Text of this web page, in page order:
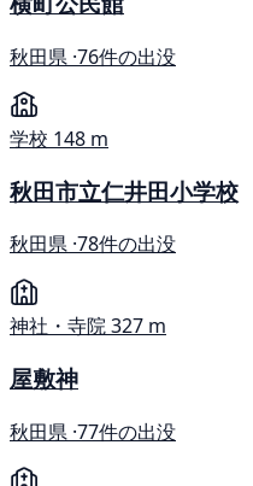
秋田県 ·76件の出没
学校 148 m
秋田市立仁井田小学校
秋田県 ·78件の出没
神社・寺院327 m
屋敷神
秋田県 ·77件の出没